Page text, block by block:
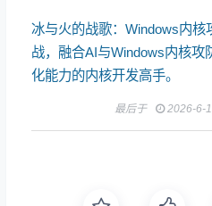
冰与火的战歌：Windows内
战，融合AI与Windows内核攻
化能力的内核开发高手。
最后于 2026-6-